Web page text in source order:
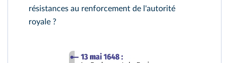
résistances au renforcement de l'autorité
royale ?